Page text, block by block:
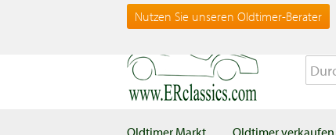
Nutzen Sie unseren Oldtimer-Berater
Oldtimer Markt Oldtimer verkaufen